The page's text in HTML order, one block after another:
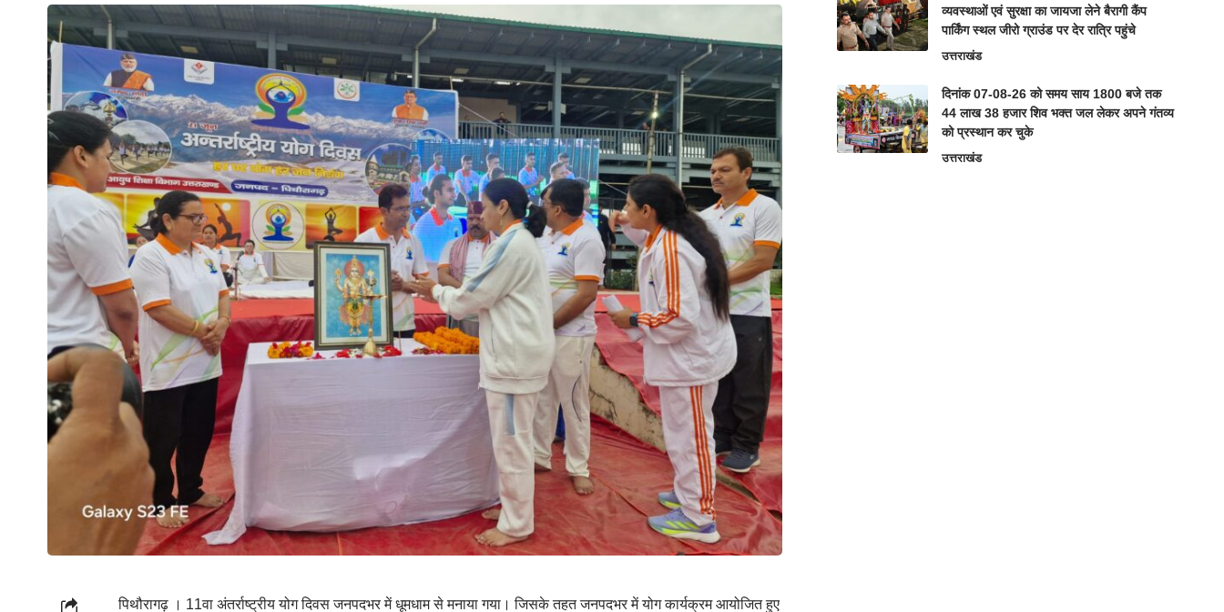
पिथौरागढ़ । 11वा अंतर्राष्ट्रीय योग दिवस जनपदभर में धूमधाम से मनाया गया। जिसके तहत जनपदभर में योग कार्यक्रम आयोजित हुए
व्यवस्थाओं एवं सुरक्षा का जायजा लेने बैरागी कैंप
पार्किंग स्थल जीरो ग्राउंड पर देर रात्रि पहुंचे
उत्तराखंड
दिनांक 07-08-26 को समय साय 1800 बजे तक
44 लाख 38 हजार शिव भक्त जल लेकर अपने गंतव्य
को प्रस्थान कर चुके
उत्तराखंड